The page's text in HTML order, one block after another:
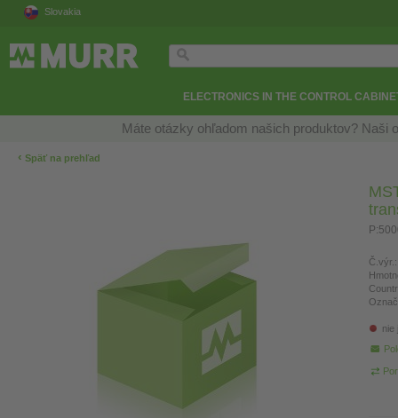
Slovakia
ELECTRONICS IN THE CONTROL
Máte otázky ohľadom našich produktov? Naši
‹ Späť na prehľad
Č.výr.:
nie